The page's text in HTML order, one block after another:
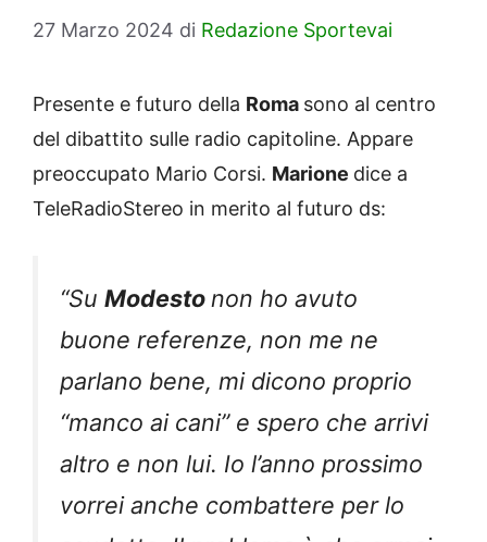
27 Marzo 2024 di Redazione Sportevai
Presente e futuro della Roma sono al centro
del dibattito sulle radio capitoline. Appare
preoccupato Mario Corsi. Marione dice a
TeleRadioStereo in merito al futuro ds:
“Su Modestonon ho avuto
buone referenze, non me ne
parlano bene, mi dicono proprio
“manco ai cani” e spero che arrivi
altro e non lui. Io l’anno prossimo
vorrei anche combattere per lo